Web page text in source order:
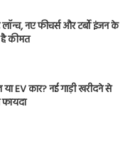
नए फीचर्स और टर्बो इंजन के
कीमत
EV कार? नई गाड़ी खरीदने से